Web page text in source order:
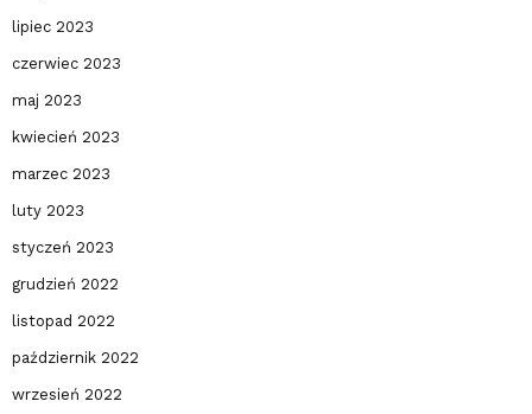
lipiec 2023
czerwiec 2023
maj 2023
kwiecień 2023
marzec 2023
luty 2023
styczeń 2023
grudzień 2022
listopad 2022
październik 2022
wrzesień 2022